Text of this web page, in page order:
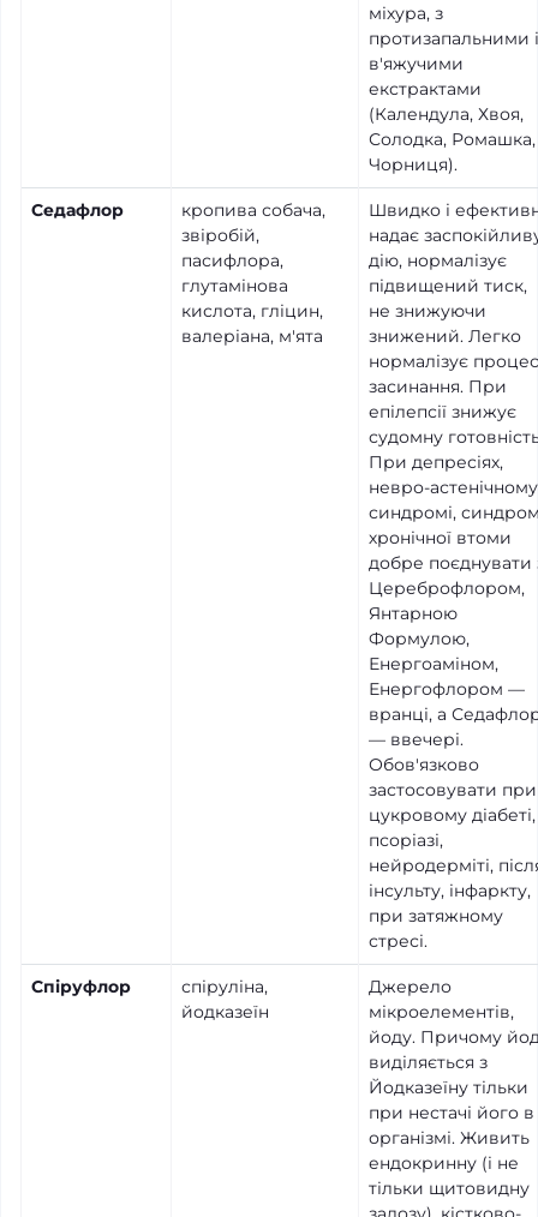
міхура, з
протизапальними і
в'яжучими
екстрактами
(Календула, Хвоя,
Солодка, Ромашка,
Чорниця).
Седафлор
кропива собача,
звіробій,
пасифлора,
глутамінова
кислота, гліцин,
валеріана, м'ята
Швидко і
надає
дію, нормалізує
підвищений тиск,
не знижуючи
знижений. Легко
нормалізує процес
засинання. При
епілепсії знижує
судомну
При депресіях,
невро-астенічному
синдромі,
хронічної втоми
добре поєднувати
Цереброфлором,
Янтарною
Формулою,
Енергоаміном,
Енергофлором —
вранці, а
— ввечері.
Обов'язково
застосовувати при
цукровому діабеті,
псоріазі,
нейродерміті,
інсульту, інфаркту,
при затяжному
стресі.
Спіруфлор
спіруліна,
йодказеїн
Джерело
мікроелементів,
йоду. Причому
виділяється з
Йодказеїну тільки
при нестачі його в
організмі. Живить
ендокринну (і не
тільки щитовидну